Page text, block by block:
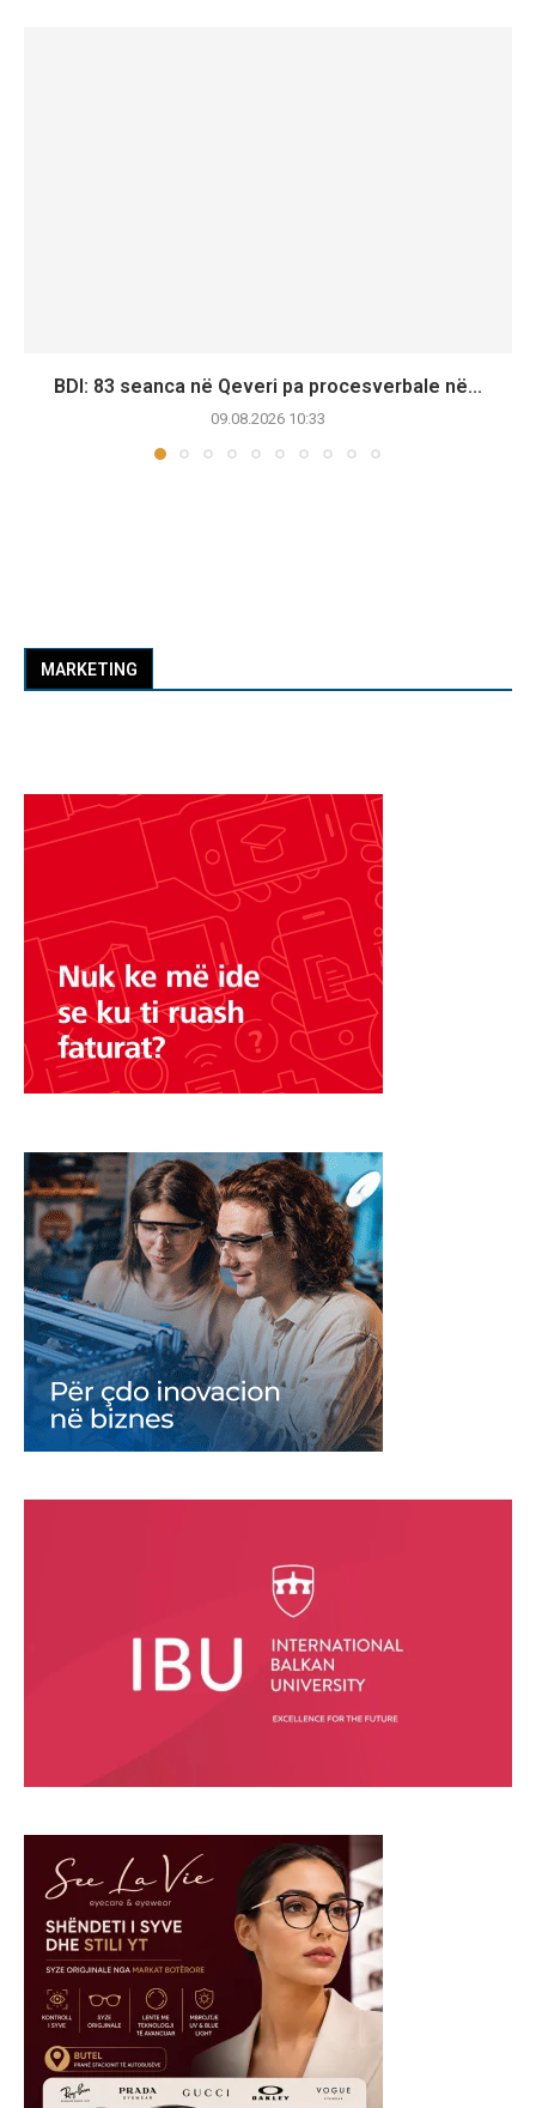
BDI: 83 seanca në Qeveri pa procesverbale në...
09.08.2026 10:33
MARKETING